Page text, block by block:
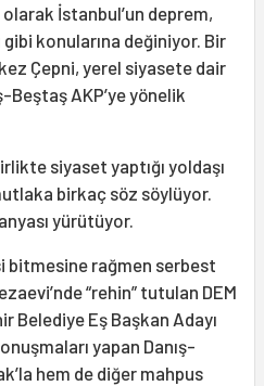
İstanbul’un deprem,
gibi konularına değiniyor. Bir
Çepni, yerel siyasete dair
Beştaş AKP’ye yönelik
siyaset yaptığı yoldaşı
birkaç söz söylüyor.
yürütüyor.
bitmesine rağmen serbest
“rehin” tutulan DEM
Belediye Eş Başkan Adayı
yapan Danış-
hem de diğer mahpus